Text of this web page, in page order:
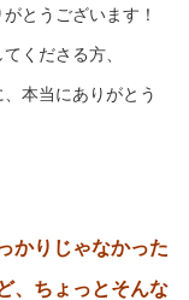
とうございます！
くださる方、
本当にありがとう
かりじゃなかった
、ちょっとそんな